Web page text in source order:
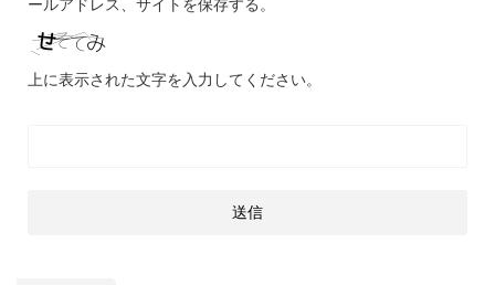
ールアドレス、サイトを保存する。
上に表示された文字を入力してください。